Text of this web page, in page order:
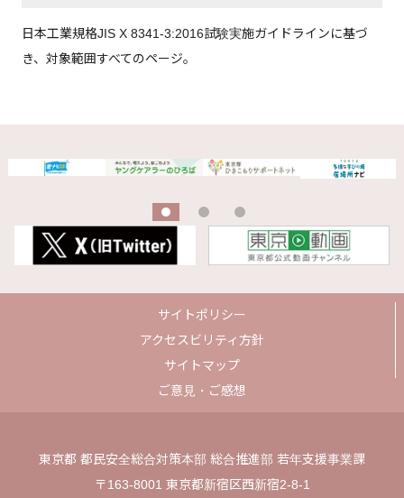
日本工業規格JIS X 8341-3:2016試験実施ガイドラインに基づ
き、対象範囲すべてのページ。
サイトポリシー
アクセスビリティ方針
サイトマップ
ご意見・ご感想
東京都 都民安全総合対策本部 総合推進部 若年支援事業課
〒163-8001 東京都新宿区西新宿2-8-1